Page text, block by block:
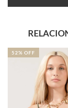
52% OFF